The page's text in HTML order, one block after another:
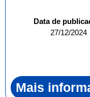
Data de
27/12/2024
Mais